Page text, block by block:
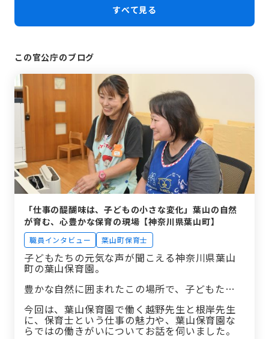
すべて見る
この官公庁のブログ
「仕事の醍醐味は、子どもの小さな変化」葉山の自然
が育む、心豊かな保育の現場【神奈川県葉山町】
職員インタビュー 葉山町保育士
子どもたちの元気な声が聞こえる神奈川県葉山
町の葉山保育園。
豊かな自然に囲まれたこの場所で、子どもた…
今回は、葉山保育園で働く越野先生と根岸先生
に、保育士という仕事の魅力や、葉山保育園な
らではの働きがいについてお話を伺いました。